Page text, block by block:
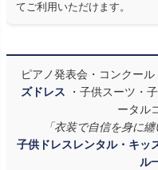
てご利用いただけます。
ピアノ発表会・コンクー
ズドレス
・子供スーツ・
ータル
「衣装で自信を身
子供ドレスレンタル・キッ
ル